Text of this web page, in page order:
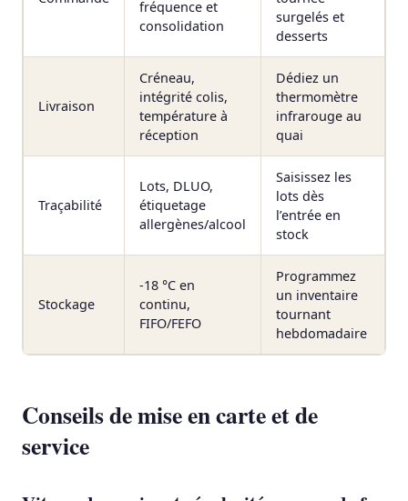
fréquence et
consolidation
surgelés et
desserts
Livraison
Créneau,
intégrité colis,
température à
réception
Dédiez un
thermomètre
infrarouge au
quai
Traçabilité
Lots, DLUO,
étiquetage
allergènes/alcool
Saisissez les
lots dès
l’entrée en
stock
Stockage
-18 °C en
continu,
FIFO/FEFO
Programmez
un inventaire
tournant
hebdomadaire
Conseils de mise en carte et de
service